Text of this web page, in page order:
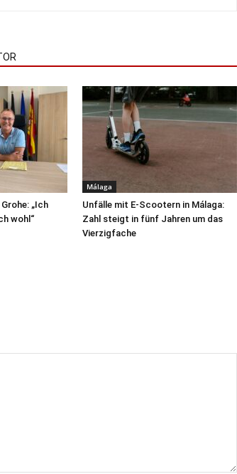
„Ich
wohl“
Málaga
Unfälle mit E-Scootern in Málaga:
Zahl steigt in fünf Jahren um das
Vierzigfache